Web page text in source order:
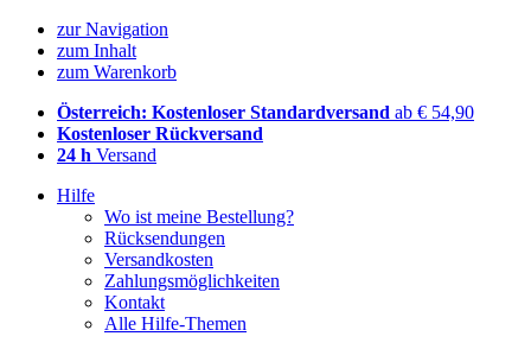
zur Navigation
zum Inhalt
zum Warenkorb
Österreich: Kostenloser Standardversand ab € 54,90
Kostenloser Rückversand
24 h Versand
Hilfe
Wo ist meine Bestellung?
Rücksendungen
Versandkosten
Zahlungsmöglichkeiten
Kontakt
Alle Hilfe-Themen